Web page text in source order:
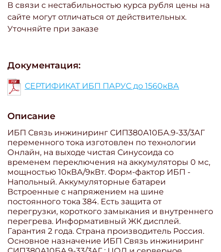
Документация:
СЕРТИФИКАТ ИБП ПАРУС до 1560кВА
Описание
ИБП Связь инжиниринг СИП380А10БА.9-33/3АГ
переменного тока изготовлен по технологии
Онлайн, на выходе чистая Синусоида со
временем переключения на аккумуляторы 0 мс,
мощностью 10кВА/9кВт. Форм-фактор ИБП -
Напольный. Аккумуляторные батареи
Встроенные с напряжением на шине
постоянного тока 384. Есть защита от
перегрузки, короткого замыкания и внутреннего
перегрева. Информативный ЖК дисплей.
Гарантия 2 года. Страна производитель Россия.
Основное назначение ИБП Связь инжиниринг
В связи с нестабильностью курса рубля цены на
сайте могут отличаться от действительных.
Уточняйте при заказе